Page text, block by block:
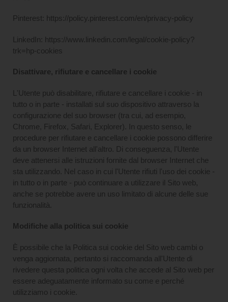
Pinterest: https://policy.pinterest.com/en/privacy-policy
LinkedIn: https://www.linkedin.com/legal/cookie-policy?
trk=hp-cookies
Disattivare, rifiutare e cancellare i cookie
L'Utente può disabilitare, rifiutare e cancellare i cookie - in
tutto o in parte - installati sul suo dispositivo attraverso la
configurazione del suo browser (tra cui, ad esempio,
Chrome, Firefox, Safari, Explorer). In questo senso, le
procedure per rifiutare e cancellare i cookie possono differire
da un browser Internet all'altro. Di conseguenza, l'Utente
deve attenersi alle istruzioni fornite dal browser Internet che
sta utilizzando. Nel caso in cui l'Utente rifiuti l'uso dei cookie -
in tutto o in parte - può continuare a utilizzare il Sito web,
anche se potrebbe avere un uso limitato di alcune delle sue
funzionalità.
Modifiche alla politica sui cookie
È possibile che la Politica sui cookie del Sito web cambi o
venga aggiornata, pertanto si raccomanda all'Utente di
rivedere questa politica ogni volta che accede al Sito web per
essere adeguatamente informato su come e perché
utilizziamo i cookie.